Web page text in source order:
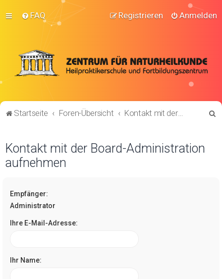
FAQ Anmelden
Registrieren
Startseite Foren-Übersicht Kontakt mit der Board-Administration aufnehmen
Kontakt mit der Board-Administration
aufnehmen
Empfänger:
Administrator
Ihre E-Mail-Adresse:
Ihr Name: